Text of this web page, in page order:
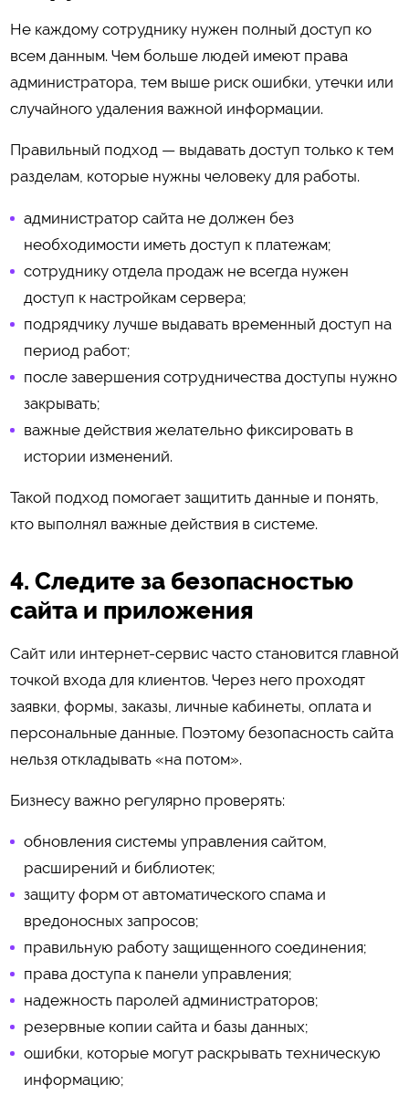
Не каждому сотруднику нужен полный доступ ко
всем данным. Чем больше людей имеют права
администратора, тем выше риск ошибки, утечки или
случайного удаления важной информации.
Правильный подход — выдавать доступ только к тем
разделам, которые нужны человеку для работы.
администратор сайта не должен без
необходимости иметь доступ к платежам;
сотруднику отдела продаж не всегда нужен
доступ к настройкам сервера;
подрядчику лучше выдавать временный доступ на
период работ;
после завершения сотрудничества доступы нужно
закрывать;
важные действия желательно фиксировать в
истории изменений.
Такой подход помогает защитить данные и понять,
кто выполнял важные действия в системе.
4. Следите за безопасностью
сайта и приложения
Сайт или интернет-сервис часто становится главной
точкой входа для клиентов. Через него проходят
заявки, формы, заказы, личные кабинеты, оплата и
персональные данные. Поэтому безопасность сайта
нельзя откладывать «на потом».
Бизнесу важно регулярно проверять:
обновления системы управления сайтом,
расширений и библиотек;
защиту форм от автоматического спама и
вредоносных запросов;
правильную работу защищенного соединения;
права доступа к панели управления;
надежность паролей администраторов;
резервные копии сайта и базы данных;
ошибки, которые могут раскрывать техническую
информацию;